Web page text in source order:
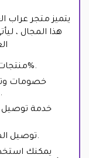
يتميز متجر عراب
هذا المجال ،
منتجات مستخلصة من مواد طبيعية 100%.
خصومات
الشراء وتسجيل الحساب.
خدمة توصيل
توصيل المنتجات يستغرق من 3 ل 9 أيام عمل.
يمكنك